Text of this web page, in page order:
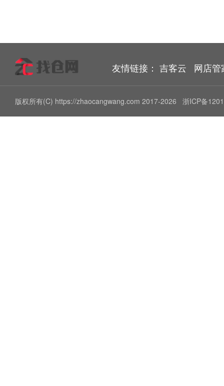
友情链接： 吉客云 网店管
版权所有(C) https://zhaocangwang.com 2017-2026 浙ICP备